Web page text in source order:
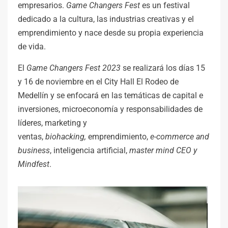
empresarios. Game Changers Fest es un festival
dedicado a la cultura, las industrias creativas y el
emprendimiento y nace desde su propia experiencia
de vida.
El Game Changers Fest 2023 se realizará los días 15
y 16 de noviembre en el City Hall El Rodeo de
Medellín y se enfocará en las temáticas de capital e
inversiones, microeconomía y responsabilidades de
líderes, marketing y
ventas, biohacking, emprendimiento, e-commerce and
business, inteligencia artificial, master mind CEO y
Mindfest.